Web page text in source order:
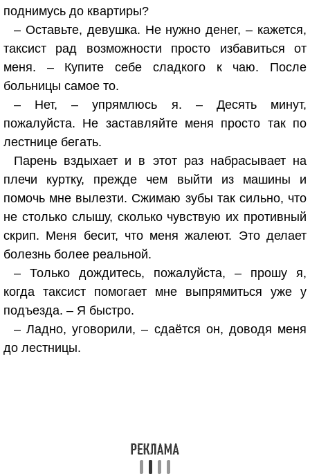
поднимусь до квартиры?
– Оставьте, девушка. Не нужно денег, – кажется,
таксист рад возможности просто избавиться от
меня. – Купите себе сладкого к чаю. После
больницы самое то.
– Нет, – упрямлюсь я. – Десять минут,
пожалуйста. Не заставляйте меня просто так по
лестнице бегать.
Парень вздыхает и в этот раз набрасывает на
плечи куртку, прежде чем выйти из машины и
помочь мне вылезти. Сжимаю зубы так сильно, что
не столько слышу, сколько чувствую их противный
скрип. Меня бесит, что меня жалеют. Это делает
болезнь более реальной.
– Только дождитесь, пожалуйста, – прошу я,
когда таксист помогает мне выпрямиться уже у
подъезда. – Я быстро.
– Ладно, уговорили, – сдаётся он, доводя меня
до лестницы.